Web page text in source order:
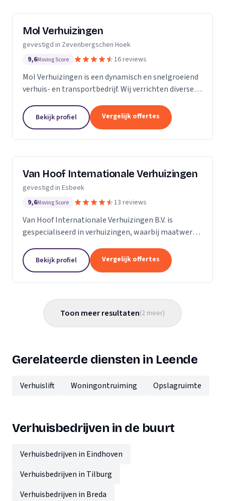
Mol Verhuizingen
gevestigd in Zevenbergschen Hoek
9,6Moving Score 16 reviews
Mol Verhuizingen is een dynamisch en snelgroeiend
verhuis- en transportbedrijf. Wij verrichten diverse
sjouwen, en verzorgen transportklussen. Alle...
Bekijk profiel Vergelijk offertes
Van Hoof Internationale Verhuizingen
gevestigd in Esbeek
9,6Moving Score 13 reviews
Van Hoof Internationale Verhuizingen B.V. is
gespecialiseerd in verhuizingen, waarbij maatwerk
secundaire focus faciliteren we logistiek voor
beurzen en...
Bekijk profiel Vergelijk offertes
Toon meer resultaten(2 meer)
Gerelateerde diensten in Leende
Verhuislift Woningontruiming Opslagruimte
Verhuisbedrijven in de buurt
Verhuisbedrijven in Eindhoven
Verhuisbedrijven in Tilburg
Verhuisbedrijven in Breda